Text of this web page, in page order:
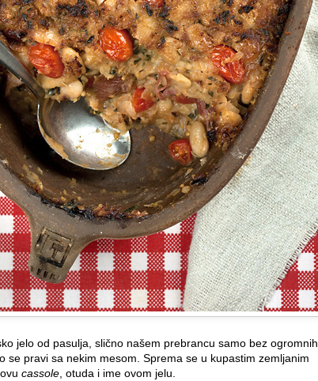
jelo od pasulja, slično našem prebrancu samo bez ogromnih
se pravi sa nekim mesom. Sprema se u kupastim zemljanim
cassole , otuda i ime ovom jelu.